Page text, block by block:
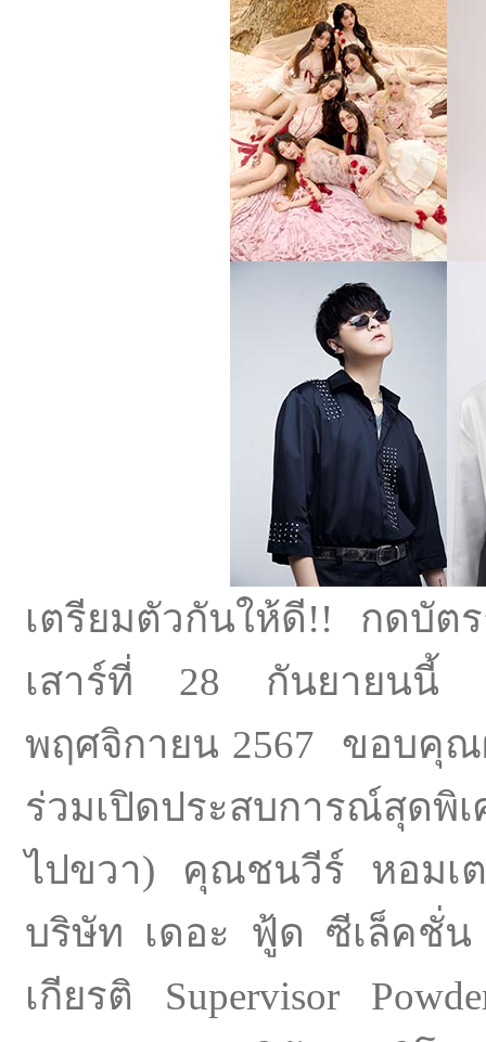
เตรียมตัวกันให้ดี!! กดบัต
เสาร์ที่ 28 กันยายนนี้ เ
พฤศจิกายน 2567 ขอบคุ
ร่วมเปิดประสบการณ์สุดพิ
ไปขวา) คุณชนวีร์ หอมเต
บริษัท เดอะ ฟู้ด ซีเล็คชั่
เกียรติ Supervisor